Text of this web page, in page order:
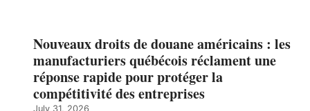
Nouveaux droits de douane américains : les
manufacturiers québécois réclament une
réponse rapide pour protéger la
compétitivité des entreprises
July 31, 2026